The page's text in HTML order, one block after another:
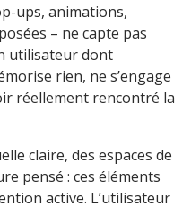
ups, animations,
– ne capte pas
utilisateur dont
rien, ne s’engage
réellement rencontré la
claire, des espaces de
pensé : ces éléments
active. L’utilisateur